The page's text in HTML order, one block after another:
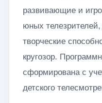
развивающие и
юных
творческие
кругозор.
сформирована с
детского